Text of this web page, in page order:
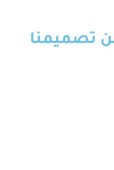
تصميمنا